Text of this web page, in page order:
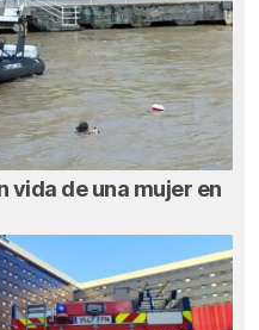
vida de una mujer en